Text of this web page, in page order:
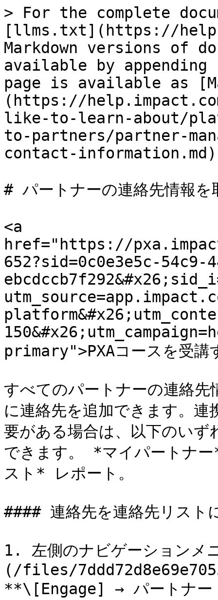
> For the complete
[llms.txt](https://
Markdown versions of
available by
page is available as
(https://
like-to-learn-about/
to-partners/partner-
contact-
# パートナーの連絡先情報を
<a
href="https://
652?sid=0c0e3e5c-54c9-
primary">PXAコースを受講
すべてのパートナーの連絡
に連絡先を追加できます。
要がある場合は、以下のい
できます。 *マイパートナ
スト* レポート。
#### 連絡先を連絡先リスト
1. 左側のナビゲーション
(/files/
**\[Engage] → パートナ